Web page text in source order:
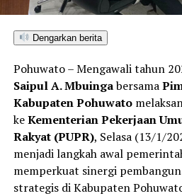
Dengarkan berita
Pohuwato – Mengawali tahun
Saipul A. Mbuingabersama
Kabupaten Pohuwato
keKementerian Pekerjaan
Rakyat (PUPR), Selasa (13/1/
menjadi langkah awal
memperkuat sinergi
strategis di Kabupaten